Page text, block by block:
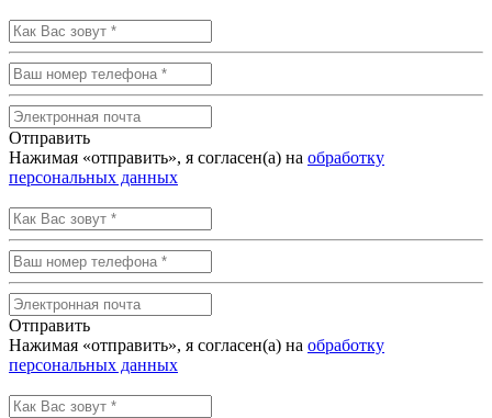
Отправить
Нажимая «отправить», я согласен(а) на обработку
персональных данных
Отправить
Нажимая «отправить», я согласен(а) на обработку
персональных данных